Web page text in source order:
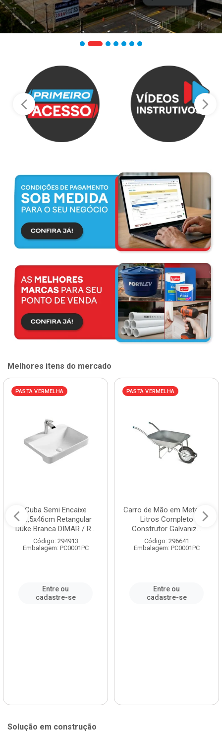
Melhores itens do mercado
PASTA VERMELHA
Cuba Semi Encaixe
58,5x46cm Retangular
Duke Branca DIMAR / R...
Código: 294913
Embalagem: PC0001PC
Entre ou
cadastre-se
PASTA VERMELHA
Carro de Mão em Metal 60
Litros Completo
Construtor Galvaniz...
Código: 296641
Embalagem: PC0001PC
Entre ou
cadastre-se
Solução em construção